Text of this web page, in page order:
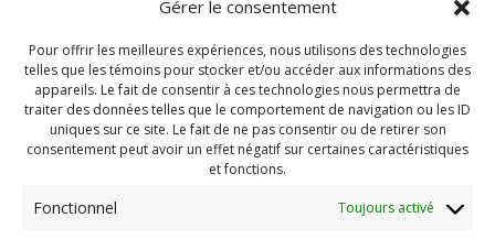
Gérer le consentement
Pour offrir les meilleures expériences, nous utilisons des technologies
telles que les témoins pour stocker et/ou accéder aux informations des
appareils. Le fait de consentir à ces technologies nous permettra de
traiter des données telles que le comportement de navigation ou les ID
uniques sur ce site. Le fait de ne pas consentir ou de retirer son
consentement peut avoir un effet négatif sur certaines caractéristiques
et fonctions.
Fonctionnel Toujours activé